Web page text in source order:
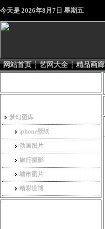
今天是 2026年8月7日 星期五
网站首页 ┆ 艺网大全 ┆ 精品画廊
梦幻图库
iphone壁纸
动画图片
旅行摄影
城市图片
精彩世博